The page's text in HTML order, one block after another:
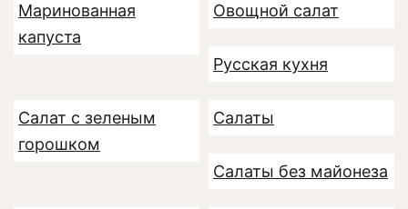
Маринованная
капуста
Овощной салат
Русская кухня
Салат с зеленым
горошком
Салаты
Салаты без майонеза